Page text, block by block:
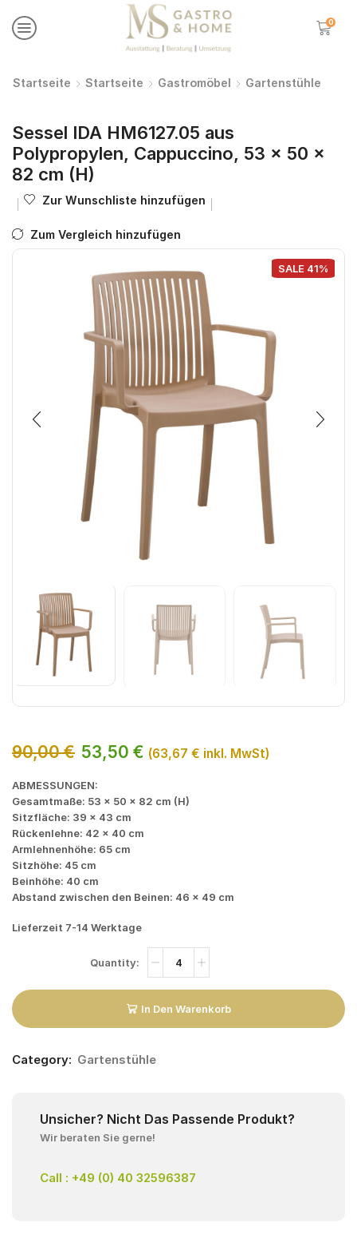
0
Startseite Startseite Gastromöbel Gartenstühle
Sessel IDA HM6127.05 aus
Polypropylen, Cappuccino, 53 × 50 ×
82 cm (H)
Zur Wunschliste hinzufügen
Zum Vergleich hinzufügen
SALE 41%
90,00€ 53,50 € (63,67 € inkl. MwSt)
ABMESSUNGEN:
Gesamtmaße: 53 × 50 × 82 cm (H)
Sitzfläche: 39 × 43 cm
Rückenlehne: 42 × 40 cm
Armlehnenhöhe: 65 cm
Sitzhöhe: 45 cm
Beinhöhe: 40 cm
Abstand zwischen den Beinen: 46 × 49 cm
Lieferzeit 7-14 Werktage
In Den Warenkorb
Category: Gartenstühle
Unsicher? Nicht Das Passende Produkt?
Wir beraten Sie gerne!
Call : +49 (0) 40 32596387